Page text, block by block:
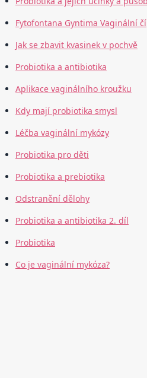
Fytofontana Gyntima Vaginální
Jak se zbavit kvasinek v pochvě
Probiotika a antibiotika
Aplikace vaginálního kroužku
Kdy mají probiotika smysl
Léčba vaginální mykózy
Probiotika pro děti
Probiotika a prebiotika
Odstranění dělohy
Probiotika a antibiotika 2. díl
Probiotika
Co je vaginální mykóza?